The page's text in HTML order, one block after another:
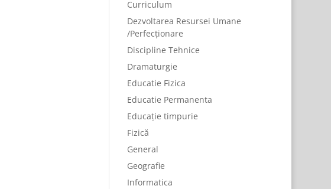
Curriculum
Dezvoltarea Resursei Umane
/Perfecționare
Discipline Tehnice
Dramaturgie
Educatie Fizica
Educatie Permanenta
Educație timpurie
Fizică
General
Geografie
Informatica